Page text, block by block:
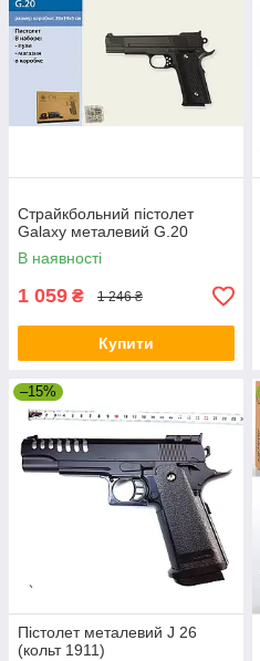
Страйкбольний пістолет
Galaxy металевий G.20
В наявності
1 059 ₴ 1 246 ₴
Купити
–15%
Пістолет металевий J 26
(кольт 1911)